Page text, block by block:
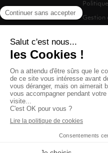
Gestion
©2026 Munhowen